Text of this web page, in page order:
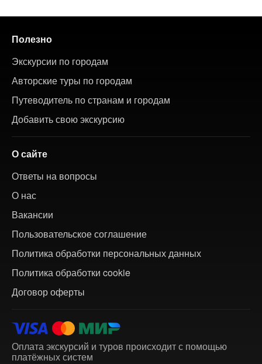
Полезно
Экскурсии по городам
Авторские туры по городам
Путеводитель по странам и городам
Добавить свою экскурсию
О сайте
Ответы на вопросы
О нас
Вакансии
Пользовательское соглашение
Политика обработки персональных данных
Политика обработки cookie
Договор оферты
Оплата экскурсий и туров происходит с помощью
платёжных систем